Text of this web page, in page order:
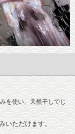
紹介
を使い、天然干しでじ
いただけます。